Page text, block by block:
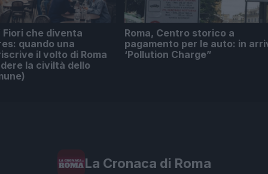
Fiori che diventa
quando una
il volto di Roma
la civiltà dello
Roma, Centro storico a
pagamento per le auto: in
‘Pollution Charge”
La Cronaca di Roma